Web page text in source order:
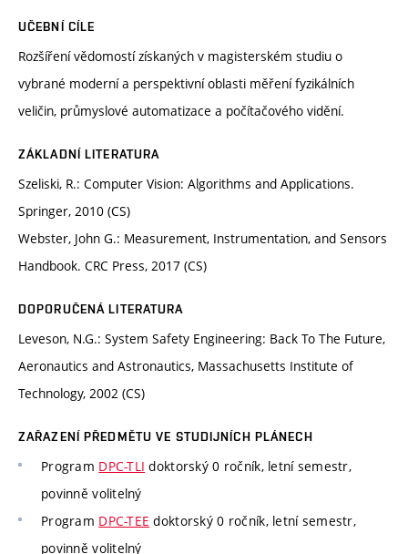
UČEBNÍ CÍLE
Rozšíření vědomostí získaných v magisterském studiu o
vybrané moderní a perspektivní oblasti měření fyzikálních
veličin, průmyslové automatizace a počítačového vidění.
ZÁKLADNÍ LITERATURA
Szeliski, R.: Computer Vision: Algorithms and Applications.
Springer, 2010 (CS)
Webster, John G.: Measurement, Instrumentation, and Sensors
Handbook. CRC Press, 2017 (CS)
DOPORUČENÁ LITERATURA
Leveson, N.G.: System Safety Engineering: Back To The Future,
Aeronautics and Astronautics, Massachusetts Institute of
Technology, 2002 (CS)
ZAŘAZENÍ PŘEDMĚTU VE STUDIJNÍCH PLÁNECH
Program DPC-TLI doktorský 0 ročník, letní semestr,
povinně volitelný
Program DPC-TEE doktorský 0 ročník, letní semestr,
povinně volitelný